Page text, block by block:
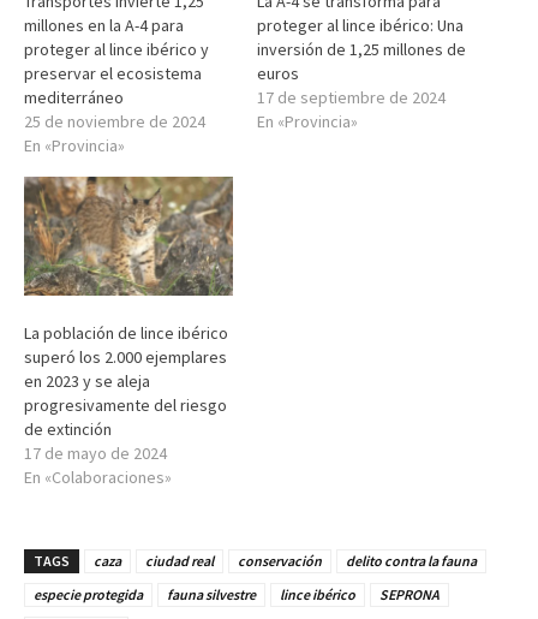
millones en la A-4 para
proteger al lince ibérico y
preservar el ecosistema
mediterráneo
25 de noviembre de 2024
En «Provincia»
proteger al lince ibérico: Una
inversión de 1,25 millones de
euros
17 de septiembre de 2024
En «Provincia»
La población de lince ibérico
superó los 2.000 ejemplares
en 2023 y se aleja
progresivamente del riesgo
de extinción
17 de mayo de 2024
En «Colaboraciones»
TAGS caza ciudad real conservación
delito contra la fauna
especie protegida
fauna silvestre lince ibérico
SEPRONA